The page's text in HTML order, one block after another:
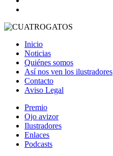
Inicio
Noticias
Quiénes somos
Así nos ven los ilustradores
Contacto
Aviso Legal
Premio
Ojo avizor
Ilustradores
Enlaces
Podcasts